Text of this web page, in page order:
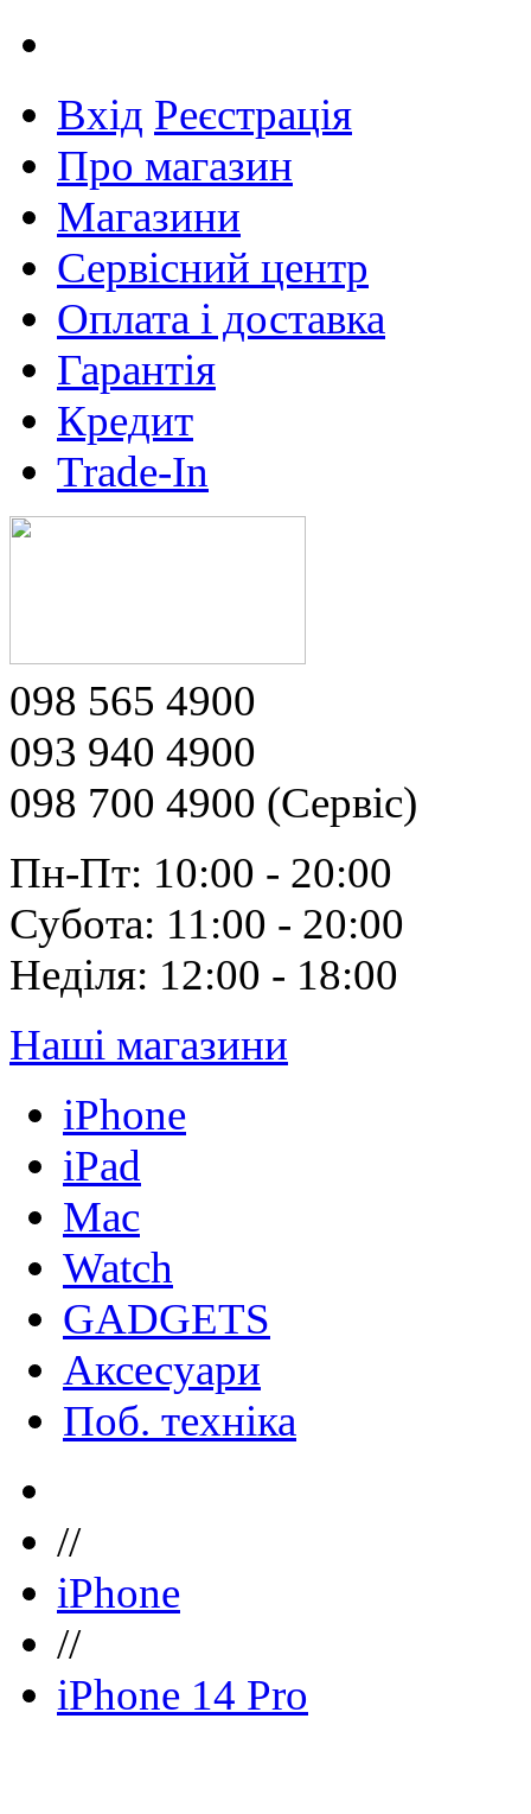
Вхід Реєстрація
Про магазин
Магазини
Сервісний центр
Оплата і доставка
Гарантія
Кредит
Trade-In
098 565 4900
093 940 4900
098 700 4900 (Сервіс)
Пн-Пт: 10:00 - 20:00
Субота: 11:00 - 20:00
Неділя: 12:00 - 18:00
Наші магазини
iPhone
iPad
Mac
Watch
GADGETS
Аксесуари
Поб. техніка
//
iPhone
//
iPhone 14 Pro